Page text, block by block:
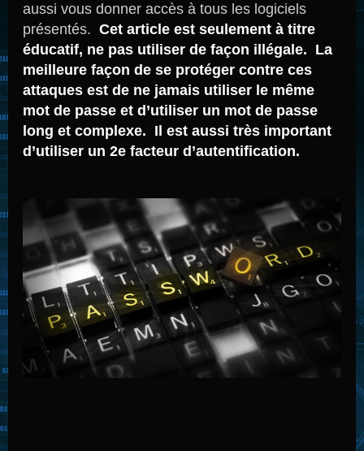
aussi vous donner accès à tous les logiciels
présentés. Cet article est seulement à titre
éducatif, ne pas utiliser de façon illégale. La
meilleure façon de se protéger contre ces
attaques est de ne jamais utiliser le même
mot de passe et d’utiliser un mot de passe
long et complexe. Il est aussi très important
d’utiliser un 2e facteur d’autentification.